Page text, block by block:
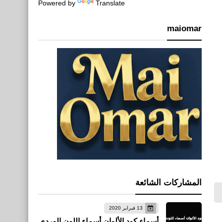
Powered by Translate
maiomar
المشاركات الشائعة
13 فبراير 2020
سيارة كريستيانو رونالدو بوجاتي
الجديدة 11 مليون يورو